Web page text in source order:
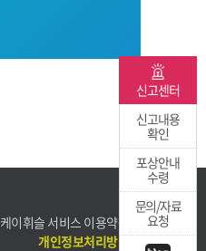
신고센터
신고내용
확인
포상안내
수령
문의/자료
요청
케이휘슬 서비스 이용약관
개인정보처리방침